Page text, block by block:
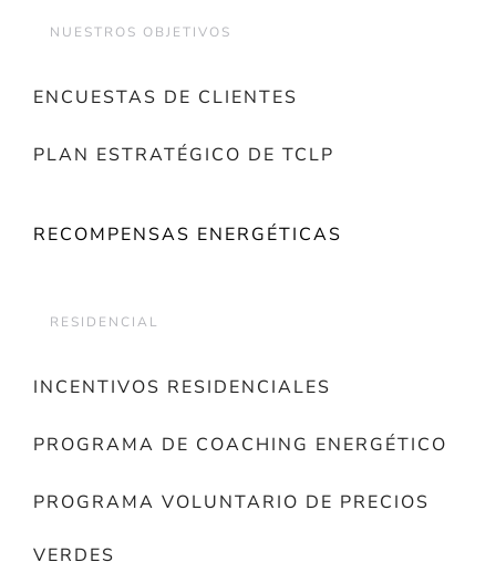
NUESTROS OBJETIVOS
ENCUESTAS DE CLIENTES
PLAN ESTRATÉGICO DE TCLP
RECOMPENSAS ENERGÉTICAS
RESIDENCIAL
INCENTIVOS RESIDENCIALES
PROGRAMA DE COACHING ENERGÉTICO
PROGRAMA VOLUNTARIO DE PRECIOS
VERDES